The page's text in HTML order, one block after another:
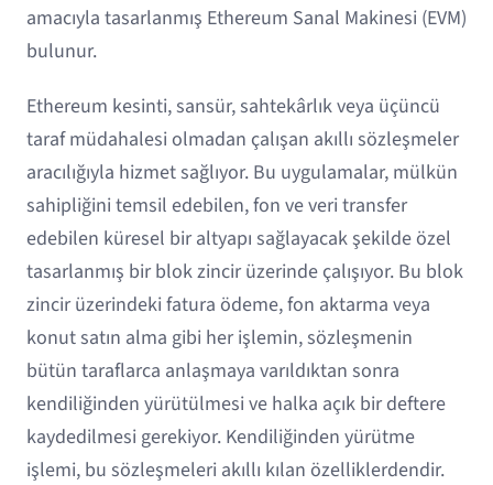
amacıyla tasarlanmış Ethereum Sanal Makinesi (EVM)
bulunur.
Ethereum kesinti, sansür, sahtekârlık veya üçüncü
taraf müdahalesi olmadan çalışan akıllı sözleşmeler
aracılığıyla hizmet sağlıyor. Bu uygulamalar, mülkün
sahipliğini temsil edebilen, fon ve veri transfer
edebilen küresel bir altyapı sağlayacak şekilde özel
tasarlanmış bir blok zincir üzerinde çalışıyor. Bu blok
zincir üzerindeki fatura ödeme, fon aktarma veya
konut satın alma gibi her işlemin, sözleşmenin
bütün taraflarca anlaşmaya varıldıktan sonra
kendiliğinden yürütülmesi ve halka açık bir deftere
kaydedilmesi gerekiyor. Kendiliğinden yürütme
işlemi, bu sözleşmeleri akıllı kılan özelliklerdendir.